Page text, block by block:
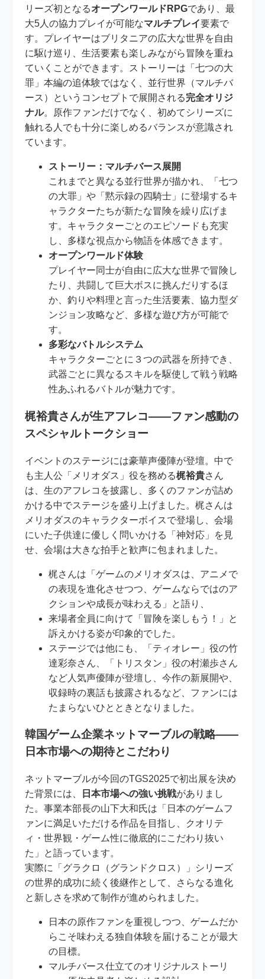
リーズ初となるオープンワールドRPGであり、最
大5人の協力プレイが可能なマルチプレイ要素で
す。プレイヤーはブリタニアの広大な世界を自由
に駆け巡り、生活要素も楽しみながら冒険を重ね
ていくことができます。ストーリーは「七つの大
罪」本編の追体験ではなく、並行世界（マルチバ
ース）というコンセプトで展開される完全オリジ
ナル。原作ファンだけでなく、初めてシリーズに
触れる人でも十分に楽しめるバランスが意識され
ています。
ストーリー：マルチバース展開
これまでと異なる並行世界が描かれ、「七つ
の大罪」や「黙示録の四騎士」に登場するキ
ャラクターたちが新たな冒険を繰り広げま
す。キャラクターごとのエピソードも充実
し、多様な視点から物語を体感できます。
オープンワールド体験
プレイヤー同士が自由に広大な世界で冒険し
たり、共闘して巨大ボスに挑んだりするほ
か、釣りや料理と言った生活要素、協力型ダ
ンジョン攻略など、多様な遊び方が可能で
す。
多彩なバトルシステム
キャラクターごとに３つの武器を所持でき、
武器ごとに異なるスキルを駆使して戦う戦略
性あふれるバトルが魅力です。
梶裕貴さんが生アフレコ――ファン感動の
スペシャルトークショー
イベントのステージには豪華声優陣が登壇。中で
も主人公「メリオダス」役を務める梶裕貴さん
は、生のアフレコを披露し、多くのファンが詰め
かける中でステージを盛り上げました。梶さんは
メリオダスのキャラクターボイスで登場し、会場
にいた子供達に優しく問いかける「神対応」を見
せ、会場は大きな拍手と歓声に包まれました。
梶さんは「ゲームのメリオダスは、アニメで
の表現を進化させつつ、ゲームならではのア
クションや成長が味わえる」と語り、
来場者全員に向けて「冒険を楽しもう！」と
訴えかける姿が印象的でした。
ステージでは他にも、「ティオレー」役の竹
達彩奈さん、「トリスタン」役の村瀬歩さん
など人気声優陣が登壇し、今作の新展開や、
収録時の裏話も披露されるなど、ファンには
たまらないひとときとなりました。
韓国ゲーム企業ネットマーブルの戦略――
日本市場への期待とこだわり
ネットマーブルが今回のTGS2025で初出展を決め
た背景には、
日本市場への強い挑戦がありまし
た。事業本部長の山下大和氏は「日本のゲームフ
ァンに満足いただける作品を目指し、クオリテ
ィ・世界観・ゲーム性に徹底的にこだわり抜い
た」と語っています。
実際に「グラクロ（グランドクロス）」シリーズ
の世界的成功に続く後継作として、さらなる進化
と新しさを求めて制作が進められました。
日本の原作ファンを重視しつつ、ゲームだか
らこそ味わえる独自体験を届けることが最大
の目標。
マルチバース仕立てのオリジナルストーリ